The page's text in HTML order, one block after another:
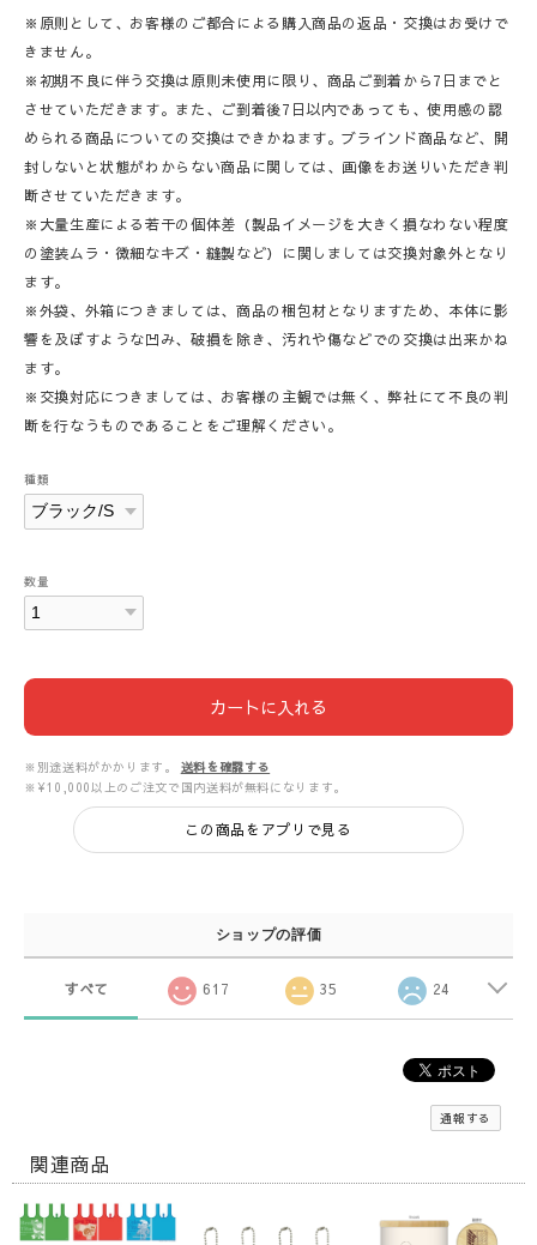
※原則として、お客様のご都合による購入商品の返品・交換はお受けで
きません。
※初期不良に伴う交換は原則未使用に限り、商品ご到着から7日までと
させていただきます。また、ご到着後7日以内であっても、使用感の認
められる商品についての交換はできかねます。ブラインド商品など、開
封しないと状態がわからない商品に関しては、画像をお送りいただき判
断させていただきます。
※大量生産による若干の個体差（製品イメージを大きく損なわない程度
の塗装ムラ・微細なキズ・縫製など）に関しましては交換対象外となり
ます。
※外袋、外箱につきましては、商品の梱包材となりますため、本体に影
響を及ぼすような凹み、破損を除き、汚れや傷などでの交換は出来かね
ます。
※交換対応につきましては、お客様の主観では無く、弊社にて不良の判
断を行なうものであることをご理解ください。
種類
数量
カートに入れる
※別途送料がかかります。
送料を確認する
※¥10,000以上のご注文で国内送料が無料になります。
この商品をアプリで見る
ショップの評価
すべて 617 35 24
通報する
関連商品